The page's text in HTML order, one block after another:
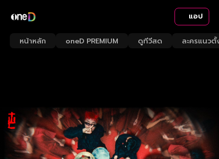
แอป
หน้าหลัก oneD PREMIUM ดูทีวีสด ละครแนวตั้